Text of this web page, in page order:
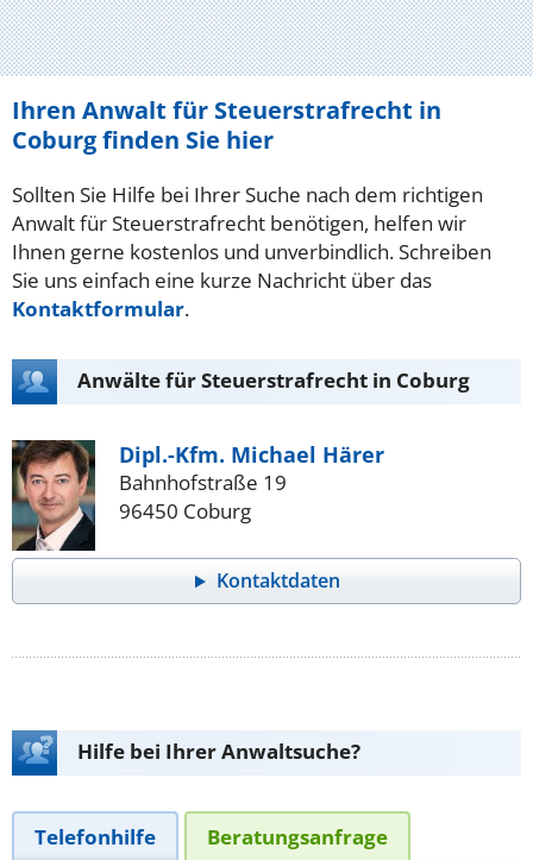
Ihren Anwalt für Steuerstrafrecht in
Coburg finden Sie hier
Sollten Sie Hilfe bei Ihrer Suche nach dem richtigen
Anwalt für Steuerstrafrecht benötigen, helfen wir
Ihnen gerne kostenlos und unverbindlich. Schreiben
Sie uns einfach eine kurze Nachricht über das
Kontaktformular.
Anwälte für Steuerstrafrecht in Coburg
Dipl.-Kfm. Michael Härer
Bahnhofstraße 19
96450 Coburg
Kontaktdaten
Hilfe bei Ihrer Anwaltsuche?
Telefonhilfe Beratungsanfrage